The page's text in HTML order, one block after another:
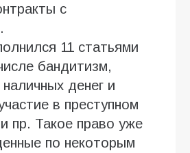
с
11 статьями
бандитизм,
денег и
в преступном
пр. Такое право уже
по некоторым